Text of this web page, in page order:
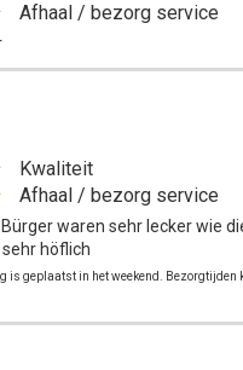
Afhaal / bezorg service
Kwaliteit
Afhaal / bezorg service
Bürger waren sehr lecker wie
höflich
is geplaatst in het weekend. Bezorgtijden